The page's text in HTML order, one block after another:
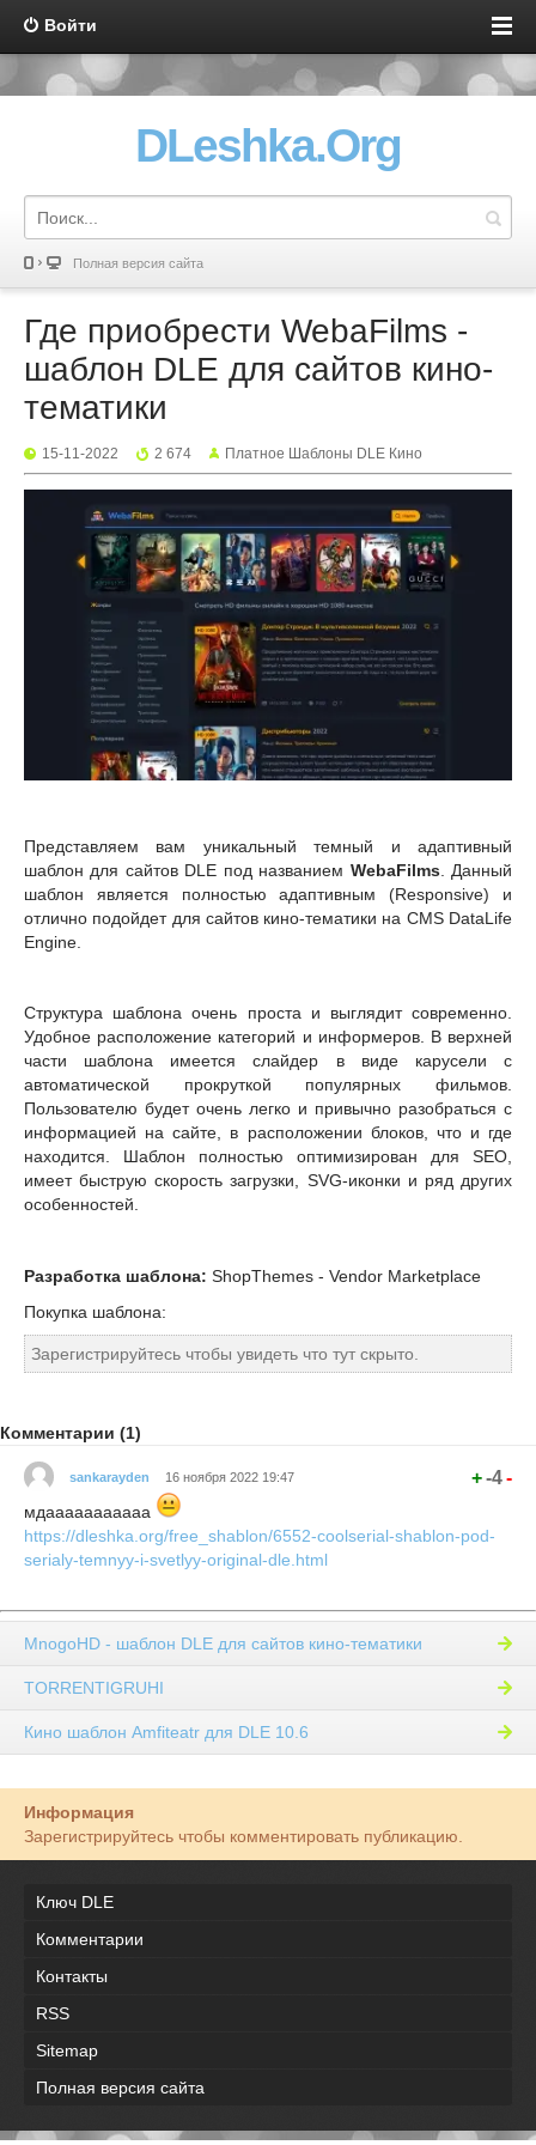
Войти
DLeshka.Org
Полная версия сайта
Где приобрести WebaFilms -
шаблон DLE для сайтов кино-
тематики
15-11-2022 2 674 Платное Шаблоны DLE Кино
Представляем вам уникальный темный и адаптивный
шаблон для сайтов DLE под названием WebaFilms. Данный
шаблон является полностью адаптивным (Responsive) и
отлично подойдет для сайтов кино-тематики на CMS DataLife
Engine.
Структура шаблона очень проста и выглядит современно.
Удобное расположение категорий и информеров. В верхней
части шаблона имеется слайдер в виде карусели с
автоматической прокруткой популярных фильмов.
Пользователю будет очень легко и привычно разобраться с
информацией на сайте, в расположении блоков, что и где
находится. Шаблон полностью оптимизирован для SEO,
имеет быструю скорость загрузки, SVG-иконки и ряд других
особенностей.
Разработка шаблона: ShopThemes - Vendor Marketplace
Покупка шаблона:
Зарегистрируйтесь чтобы увидеть что тут скрыто.
Комментарии (1)
sankarayden 16 ноября 2022 19:47 +-4-
мдааааааааааа
https://dleshka.org/free_shablon/6552-coolserial-shablon-pod-
serialy-temnyy-i-svetlyy-original-dle.html
MnogoHD - шаблон DLE для сайтов кино-тематики
TORRENTIGRUHI
Кино шаблон Amfiteatr для DLE 10.6
Информация
Зарегистрируйтесь чтобы комментировать публикацию.
Ключ DLE
Комментарии
Контакты
RSS
Sitemap
Полная версия сайта